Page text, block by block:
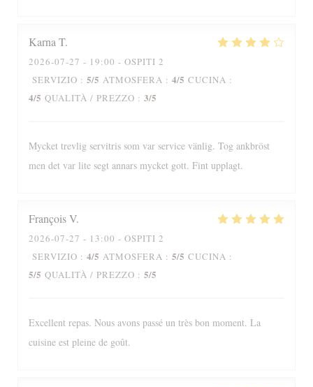
Karna T
2026-07-27 - 19:00 - OSPITI 2
SERVIZIO : 5/5 ATMOSFERA : 4/5 CUCINA :
4/5 QUALITÀ / PREZZO : 3/5
Mycket trevlig servitris som var service vänlig. Tog ankbröst
men det var lite segt annars mycket gott. Fint upplagt.
FrançoisV
2026-07-27 - 13:00 - OSPITI 2
SERVIZIO : 4/5 ATMOSFERA : 5/5 CUCINA :
5/5 QUALITÀ / PREZZO : 5/5
Excellent repas. Nous avons passé un très bon moment. La
cuisine est pleine de goût.